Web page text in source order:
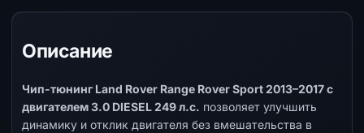
Описание
Чип-тюнинг Land Rover Range Rover Sport 2013–2017 с
двигателем 3.0 DIESEL 249 л.с. позволяет улучшить
динамику и отклик двигателя без вмешательства в